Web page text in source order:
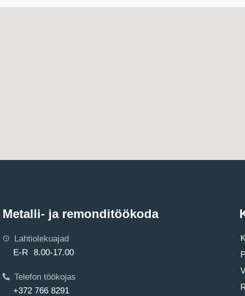
Metalli- ja remonditöökoda
Lahtiolekuajad
E-R 8.00-17.00
Telefon töökojas
+372 766 8291